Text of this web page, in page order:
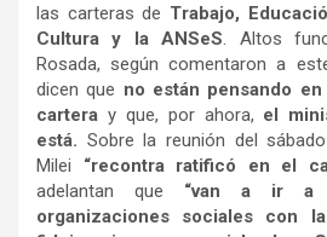
las carteras de Trabajo,
Cultura y la ANSeS. Altos
Rosada, según comentaron a
dicen que no están pensando
cartera y que, por ahora, el
está. Sobre la reunión del
Milei “recontra ratificó en el
adelantan que “van a ir a
organizaciones sociales con